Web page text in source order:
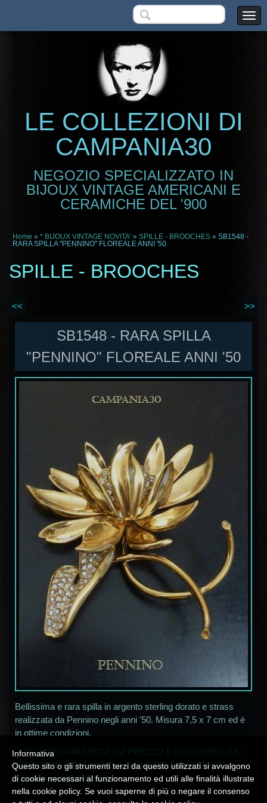
LE COLLEZIONI DI
CAMPANIA30
NEGOZIO SPECIALIZZATO IN
BIJOUX VINTAGE AMERICANI E
CERAMICHE DEL '900
Home » * BIJOUX VINTAGE NOVITA' » SPILLE - BROOCHES » SB1548 -
RARA SPILLA "PENNINO" FLOREALE ANNI '50
SPILLE - BROOCHES
<< >>
SB1548 - RARA SPILLA
"PENNINO" FLOREALE ANNI '50
Bellissima e rara spilla in argento sterling dorato e strass
realizzata da Pennino negli anni '50. Misura 7,5 x 7 cm ed è
in ottime condizioni.
* PER INFORMAZIONI SU PREZZO E DISPONIBILITA',
SCRIVERE INDICANDO IL NUMERO SUL TITOLO
Acampania30@alice.it*
Informativa
Questo sito o gli strumenti terzi da questo utilizzati si avvalgono
di cookie necessari al funzionamento ed utili alle finalità illustrate
nella cookie policy. Se vuoi saperne di più o negare il consenso